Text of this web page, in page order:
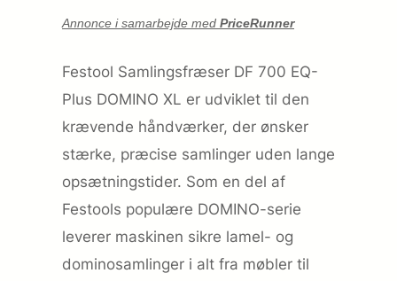
Annonce i samarbejde med PriceRunner
Festool Samlingsfræser DF 700 EQ-
Plus DOMINO XL er udviklet til den
krævende håndværker, der ønsker
stærke, præcise samlinger uden lange
opsætningstider. Som en del af
Festools populære DOMINO-serie
leverer maskinen sikre lamel- og
dominosamlinger i alt fra møbler til